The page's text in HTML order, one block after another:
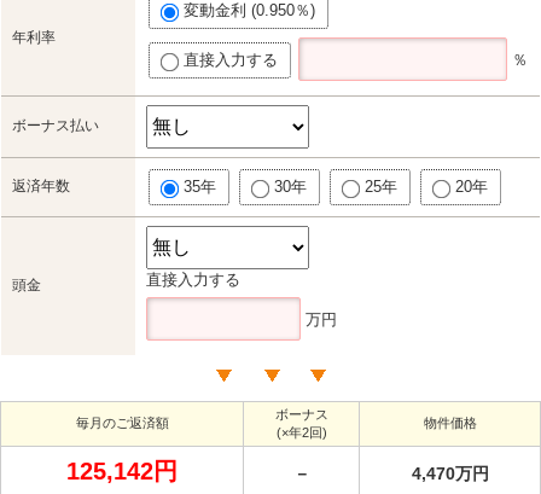
年利率
変動金利 (0.950％)
直接入力する ％
ボーナス払い
返済年数 35年 30年 25年 20年
頭金 直接入力する
万円
毎月のご返済額
ボーナス
(×年2回)
物件価格
125,142円 － 4,470万円